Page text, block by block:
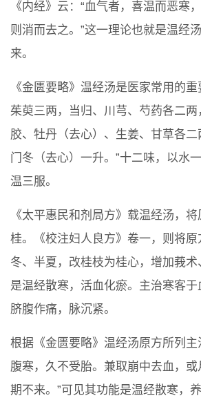
《内经》云：“血气者，喜温而恶寒
则消而去之。”这一理论也就是温经
来。
《金匮要略》温经汤是医家常用的
茱萸三两，当归、川芎、芍药各二两
胶、牡丹（去心）、生姜、甘草各
门冬（去心）一升。”十二味，以水
温三服。
《太平惠民和剂局方》载温经汤，
桂。《校注妇人良方》卷一，则将
冬、半夏，改桂枝为桂心，增加莪
是温经散寒，活血化瘀。主治寒客于
脐腹作痛，脉沉紧。
根据《金匮要略》温经汤原方所列主
腹寒，久不受胎。兼取崩中去血，
期不来。”可见其功能是温经散寒，